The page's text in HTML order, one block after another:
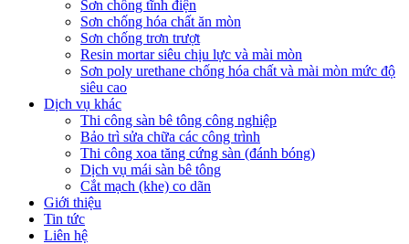
Sơn chống tĩnh điện
Sơn chống hóa chất ăn mòn
Sơn chống trơn trượt
Resin mortar siêu chịu lực và mài mòn
Sơn poly urethane chống hóa chất và mài mòn mức độ
siêu cao
Dịch vụ khác
Thi công sàn bê tông công nghiệp
Bảo trì sửa chữa các công trình
Thi công xoa tăng cứng sàn (đánh bóng)
Dịch vụ mái sàn bê tông
Cắt mạch (khe) co dãn
Giới thiệu
Tin tức
Liên hệ